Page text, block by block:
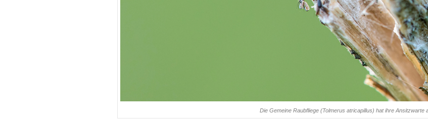
Die Gemeine Raubfliege (Tolmerus atricapillus) hat ihre Ansitzwarte